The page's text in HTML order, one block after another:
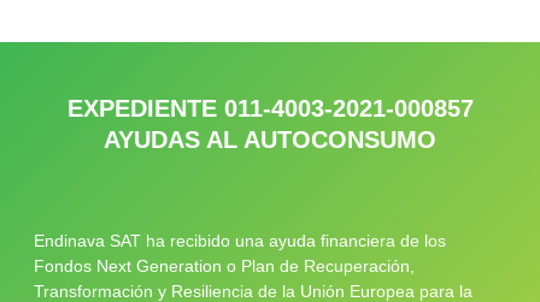
EXPEDIENTE 011-4003-2021-000857
AYUDAS AL AUTOCONSUMO
Endinava SAT ha recibido una ayuda financiera de los
Fondos Next Generation o Plan de Recuperación,
Transformación y Resiliencia de la Unión Europea para la